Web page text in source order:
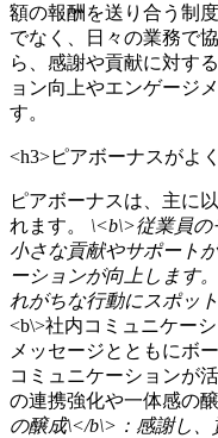
額の報酬を送り合う制
でなく、日々の業務で
ら、感謝や貢献に対す
ョン向上やエンゲージ
す。
<h3>ピアボーナスがよ
ピアボーナスは、主に
れます。 \<b\>従業員の
小さな貢献やサポート
ーションが向上します
れがちな行動にスポッ
<b\>社内コミュニケー
メッセージとともにボ
コミュニケーションが
の連携強化や一体感の
の醸成\</b\>：感謝し